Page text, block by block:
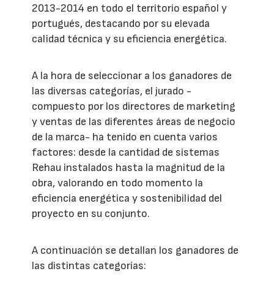
2013-2014 en todo el territorio español y
portugués, destacando por su elevada
calidad técnica y su eficiencia energética.
A la hora de seleccionar a los ganadores de
las diversas categorías, el jurado -
compuesto por los directores de marketing
y ventas de las diferentes áreas de negocio
de la marca- ha tenido en cuenta varios
factores: desde la cantidad de sistemas
Rehau instalados hasta la magnitud de la
obra, valorando en todo momento la
eficiencia energética y sostenibilidad del
proyecto en su conjunto.
A continuación se detallan los ganadores de
las distintas categorías: